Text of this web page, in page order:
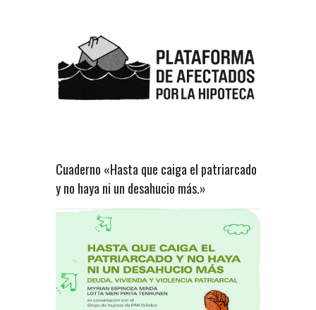
Cuaderno «Hasta que caiga el patriarcado
y no haya ni un desahucio más.»